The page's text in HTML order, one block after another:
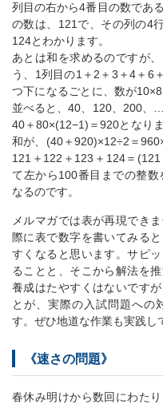
列目の右から4番目の数であ
の数は、121で、その列の4
124とわかります。
あとは和を求めるのですが
う、1列目の1＋2＋3＋4＋6
つ下になるごとに、数が
並べると、40、120、200、
40＋80×(12−1)＝920となり
和が、(40＋920)×12÷2＝
121＋122＋123＋124＝
て左から100番目までの整
なるのです。
メルマガでは表が再現でき
際に表で数字を書いてみる
すくなると思います。サピ
ることと、そこから解法を
養成はたやすくはないです
とが、実際の入試問題への
す。ぜひ地道な作業も実践し
《速さの問題》
春休み明けから数回にわた